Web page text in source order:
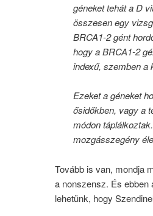
géneket tehát a D
összesen egy
BRCA1-2 gént
hogy a BRCA1-2
indexű, szemben
Ezeket a géneket
ősidőkben, vagy a
módon
mozgásszegény
Tovább is van, mondja
a nonszensz. És ebben
lehetünk, hogy